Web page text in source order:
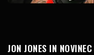
JON JONES IN